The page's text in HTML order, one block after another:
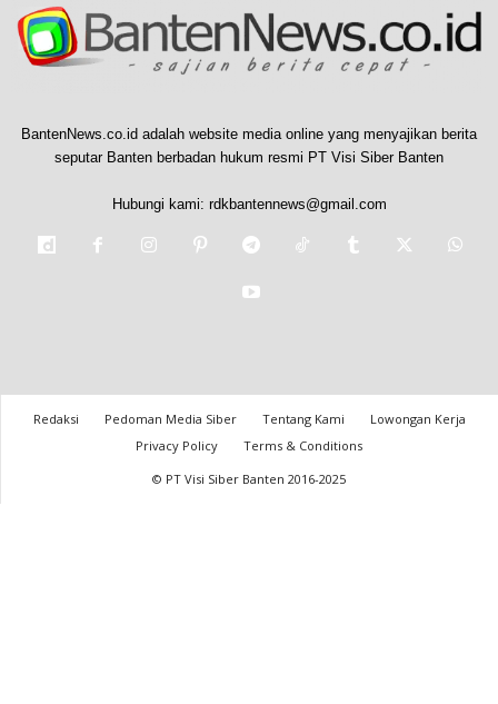
BantenNews.co.id adalah website media online yang menyajikan berita
seputar Banten berbadan hukum resmi PT Visi Siber Banten
Hubungi kami: rdkbantennews@gmail.com
Redaksi Pedoman Media Siber Tentang Kami
Lowongan Kerja
Privacy Policy
Terms & Conditions
© PT Visi Siber Banten 2016-2025